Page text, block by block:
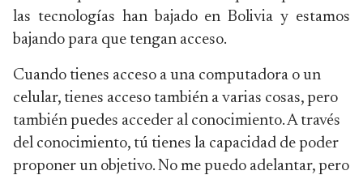
las tecnologías han bajado en Bolivia y estamos
bajando para que tengan acceso.
Cuando tienes acceso a una computadora o un
celular, tienes acceso también a varias cosas, pero
también puedes acceder al conocimiento. A través
del conocimiento, tú tienes la capacidad de poder
proponer un objetivo. No me puedo adelantar, pero